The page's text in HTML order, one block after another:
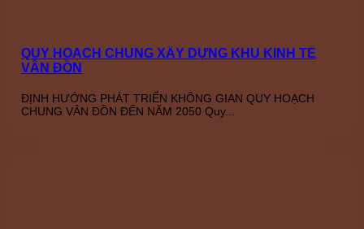
QUY HOẠCH CHUNG XÂY DỰNG KHU KINH TẾ
VÂN ĐỒN
ĐỊNH HƯỚNG PHÁT TRIỂN KHÔNG GIAN QUY HOẠCH
CHUNG VÂN ĐỒN ĐẾN NĂM 2050 Quy...